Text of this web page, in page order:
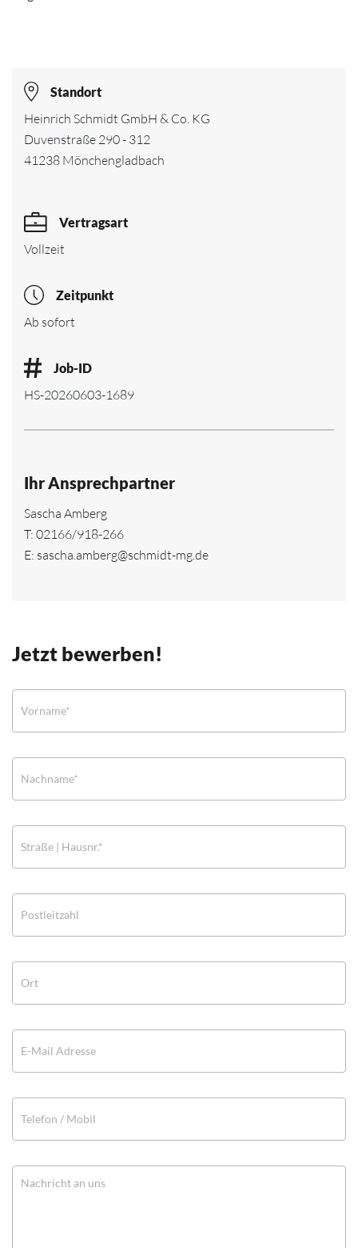
Standort
Heinrich Schmidt GmbH & Co. KG
Duvenstraße 290 - 312
41238 Mönchengladbach
Vertragsart
Vollzeit
Zeitpunkt
Ab sofort
Job-ID
HS-20260603-1689
Ihr Ansprechpartner
Sascha Amberg
T: 02166/918-266
E: sascha.amberg@schmidt-mg.de
Jetzt bewerben!